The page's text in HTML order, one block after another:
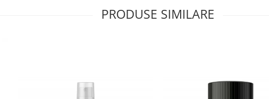
PRODUSE SIMILARE